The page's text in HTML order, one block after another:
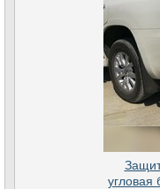
угловая